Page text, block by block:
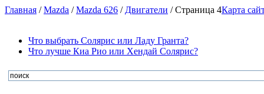
Главная /Mazda /Mazda 626 / Двигатели /Страница 4Карта
Что выбрать Солярис или Ладу Гранта?
Что лучше Киа Рио или Хендай Солярис?